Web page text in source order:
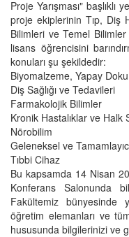
Proje Yarışması" başlıklı
proje ekiplerinin Tıp, Diş
Bilimleri ve Temel
lisans öğrencisini
konuları şu şekildedir:
Biyomalzeme, Yapay
Diş Sağlığı ve Tedavileri
Farmakolojik Bilimler
Kronik Hastalıklar ve Halk
Nörobilim
Geleneksel ve
Tıbbi Cihaz
Bu kapsamda 14 Nisan
Konferans Salonunda
Fakültemiz bünyesinde
öğretim elemanları ve
hususunda bilgilerinizi ve